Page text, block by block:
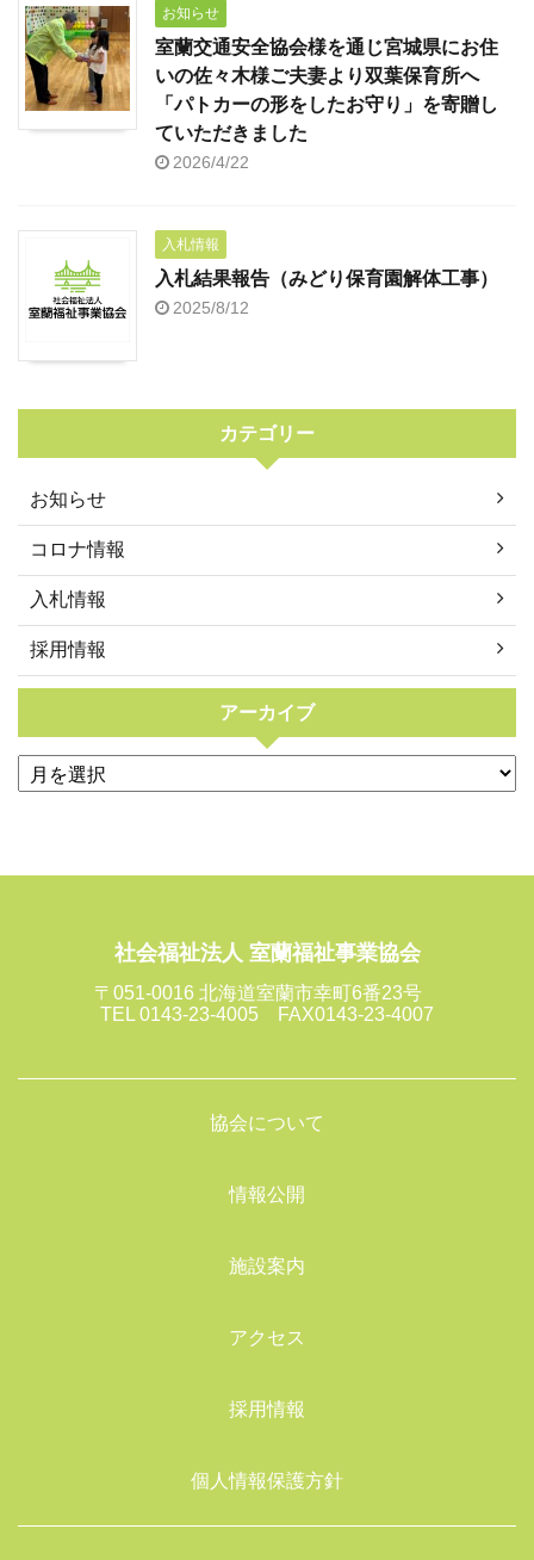
お知らせ
室蘭交通安全協会様を通じ宮城県にお住
いの佐々木様ご夫妻より双葉保育所へ
「パトカーの形をしたお守り」を寄贈し
ていただきました
2026/4/22
入札情報
入札結果報告（みどり保育園解体工事）
2025/8/12
カテゴリー
お知らせ
コロナ情報
入札情報
採用情報
アーカイブ
社会福祉法人 室蘭福祉事業協会
〒051-0016 北海道室蘭市幸町6番23号
TEL 0143-23-4005 FAX0143-23-4007
協会について
情報公開
施設案内
アクセス
採用情報
個人情報保護方針